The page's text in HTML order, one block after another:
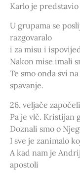
Karlo je
U grupama se
razgovaralo
i za misu i
Nakon mise imali
Te smo onda svi
spavanje.
26. veljače
Pa je vlč. Kristijan
Doznali smo o
I sve je zanimalo
A kad nam je
apostoli